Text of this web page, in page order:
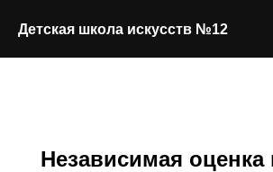
Детская школа искусств №12
Независимая оценка